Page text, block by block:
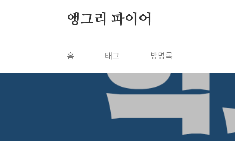
앵그리 파이어
홈 태그 방명록